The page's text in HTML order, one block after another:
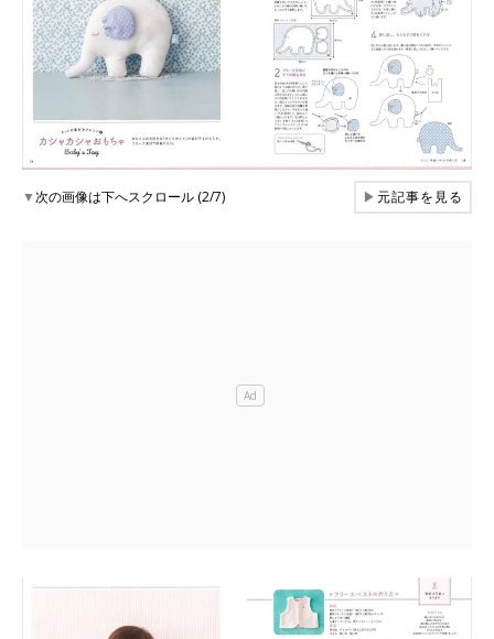
▼次の画像は下へスクロール (2/7) ▶元記事を見る